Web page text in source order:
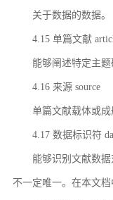
关于数据的数据。
4.15 单篇文献
能够阐述特定主
4.16 来源 source
单篇文献载体或
4.17 数据标识符
能够识别文献数
不一定唯一。在本文